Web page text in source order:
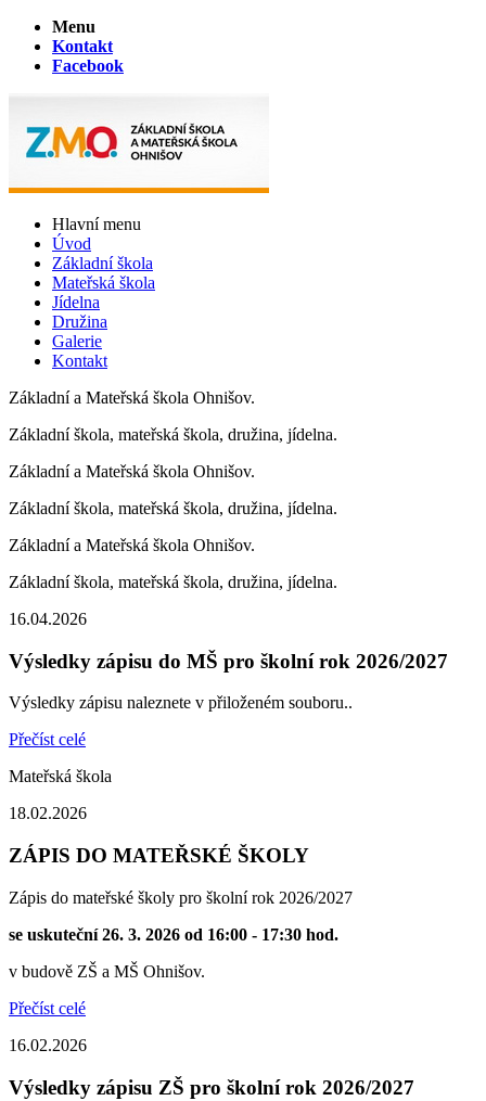
Menu
Kontakt
Facebook
Hlavní menu
Úvod
Základní škola
Mateřská škola
Jídelna
Družina
Galerie
Kontakt
Základní a Mateřská škola Ohnišov.
Základní škola, mateřská škola, družina, jídelna.
Základní a Mateřská škola Ohnišov.
Základní škola, mateřská škola, družina, jídelna.
Základní a Mateřská škola Ohnišov.
Základní škola, mateřská škola, družina, jídelna.
16.04.2026
Výsledky zápisu do MŠ pro školní rok 2026/2027
Výsledky zápisu naleznete v přiloženém souboru..
Přečíst celé
Mateřská škola
18.02.2026
ZÁPIS DO MATEŘSKÉ ŠKOLY
Zápis do mateřské školy pro školní rok 2026/2027
se uskuteční 26. 3. 2026 od 16:00 - 17:30 hod.
v budově ZŠ a MŠ Ohnišov.
Přečíst celé
16.02.2026
Výsledky zápisu ZŠ pro školní rok 2026/2027